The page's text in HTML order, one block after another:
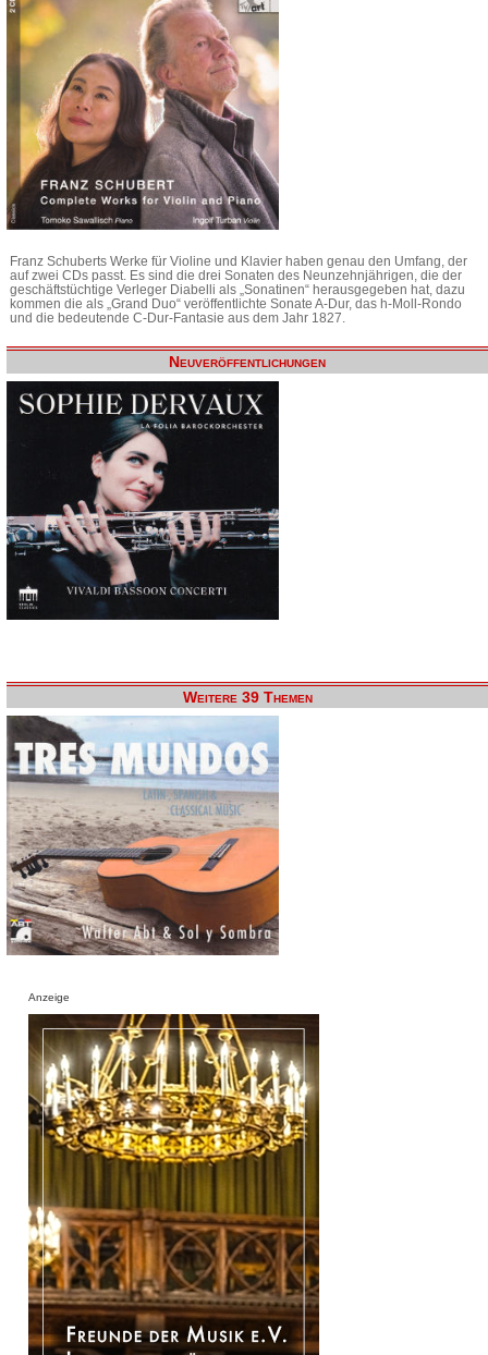
Franz Schuberts Werke für Violine und Klavier haben genau den Umfang, der
auf zwei CDs passt. Es sind die drei Sonaten des Neunzehnjährigen, die der
geschäftstüchtige Verleger Diabelli als „Sonatinen“ herausgegeben hat, dazu
kommen die als „Grand Duo“ veröffentlichte Sonate A-Dur, das h-Moll-Rondo
und die bedeutende C-Dur-Fantasie aus dem Jahr 1827.
Neuveröffentlichungen
Weitere 39 Themen
Anzeige